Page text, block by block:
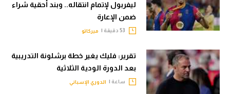
ليفربول لإتمام انتقاله.. وبند أحقية شراء
ضمن الإعارة
ميركاتو
تقرير: فليك يغير خطة برشلونة التدريبية
بعد الدورة الودية الثلاثية
ساعة | الدوري الإسباني